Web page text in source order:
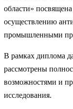
области»
осуществлению
промышленными
В рамках диплома
рассмотрены
возможностями и
исследования.